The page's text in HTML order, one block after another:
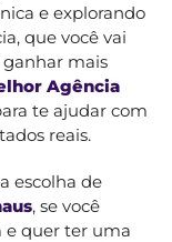
e explorando
que você vai
ganhar mais
Agência
te ajudar com
reais.
escolha de
, se você
e quer ter uma